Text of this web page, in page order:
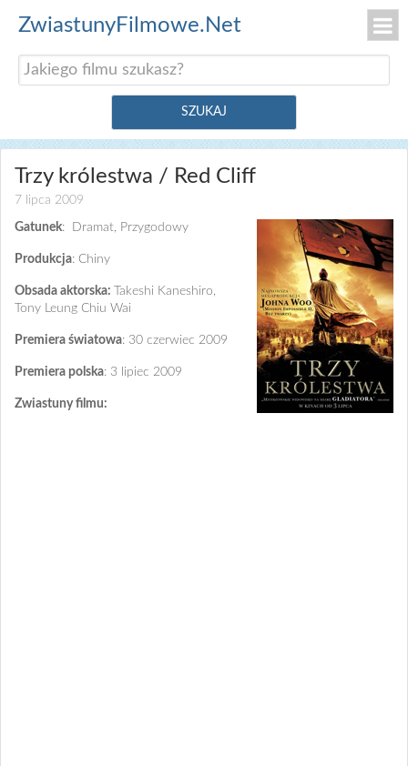
ZwiastunyFilmowe.Net
Trzy królestwa / Red Cliff
7 lipca 2009
Gatunek: Dramat, Przygodowy
Produkcja: Chiny
Obsada aktorska:
Takeshi Kaneshiro,
Tony Leung Chiu Wai
Premiera światowa: 30 czerwiec 2009
Premiera polska: 3 lipiec 2009
Zwiastuny filmu: